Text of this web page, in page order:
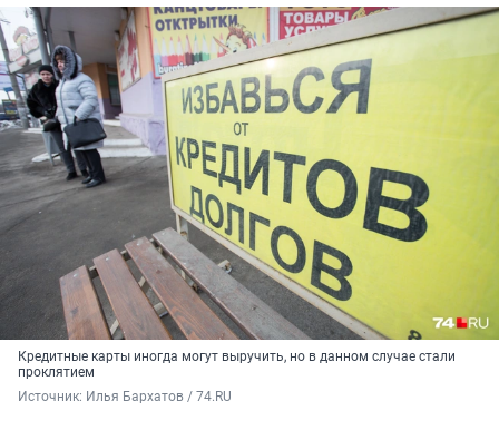
Кредитные карты иногда могут выручить, но в данном случае стали
проклятием
Источник: Илья Бархатов / 74.RU